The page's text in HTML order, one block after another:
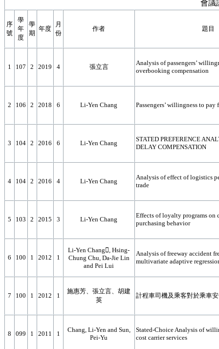
會議
序
號
學
年
度
學
期
年度
月
份
作者 題目
1 107 2 2019 4 張立言
Analysis of passengers’
overbooking compensation
2 106 2 2018 6 Li-Yen Chang Passengers’ willingness to pay
3 104 2 2016 6 Li-Yen Chang
STATED PREFERENCE
DELAY COMPENSATION
4 104 2 2016 4 Li-Yen Chang
Analysis of effect of logistics
trade
5 103 2 2015 3 Li-Yen Chang
Effects of loyalty programs on
purchasing behavior
6 100 1 2012 1
Li-Yen Chang, Hsing-
Chung Chu, Da-Jie Lin
and Pei Lui
Analysis of freeway accident
multivariate adaptive
7 100 1 2012 1
施惠芳、張立言、胡建
英
計程車司機及乘客對於乘車
8 099 1 2011 1
Chang, Li-Yen and Sun,
Pei-Yu
Stated-Choice Analysis of
cost carrier services